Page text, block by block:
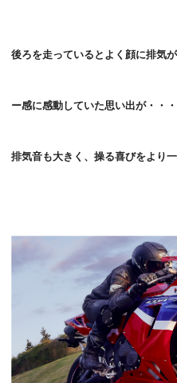
後ろを走っているとよく顔に排気
ー感に感動していた思い出が・・・
排気音も大きく、操る喜びをより